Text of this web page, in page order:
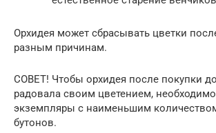
Орхидея может сбрасывать цветки
разным причинам.
СОВЕТ! Чтобы орхидея после покупки
радовала своим цветением,
экземпляры с наименьшим
бутонов.